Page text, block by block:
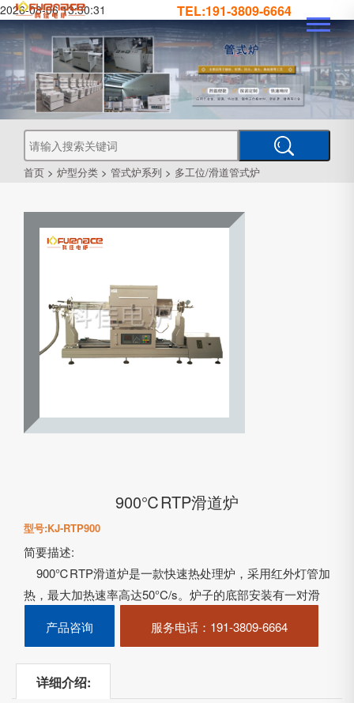
2026-08-06 13:30:31 TEL:191-3809-6664
首页 > 炉型分类 > 管式炉系列 > 多工位/滑道管式炉
900℃RTP滑道炉
型号:KJ-RTP900
简要描述:
900℃RTP滑道炉是一款快速热处理炉，采用红外灯管加
热，最大加热速率高达50°C/s。炉子的底部安装有一对滑
热和快速冷却。……
产品咨询 服务电话：191-3809-6664
详细介绍:
真
空管
PECVD
真
空
钎
焊
炉
真
空
烧
结
炉
真
空
处
理
工
真